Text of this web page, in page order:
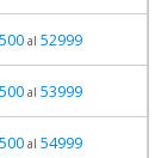
al 52999
al 53999
al 54999